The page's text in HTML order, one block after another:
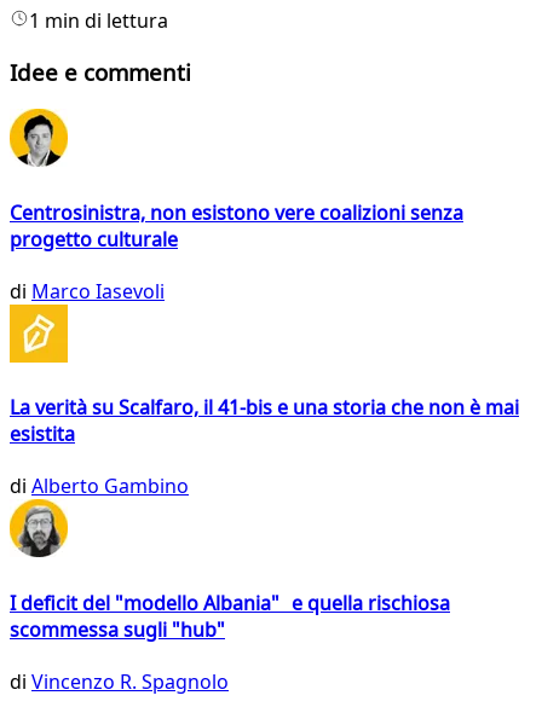
1 min di lettura
Idee e commenti
Centrosinistra, non esistono vere coalizioni senza
progetto culturale
di Marco Iasevoli
La verità su Scalfaro, il 41-bis e una storia che non è mai
esistita
di Alberto Gambino
I deficit del "modello Albania" e quella rischiosa
scommessa sugli "hub"
di Vincenzo R. Spagnolo